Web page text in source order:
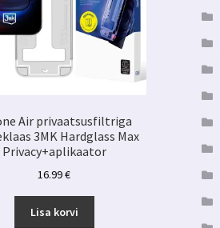
Air privaatsusfiltriga
3MK Hardglass Max
Privacy+aplikaator
16.99€
Lisa korvi